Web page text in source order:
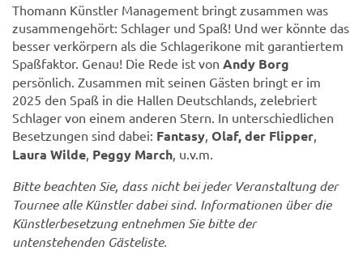
Thomann Künstler Management bringt zusammen was
zusammengehört: Schlager und Spaß! Und wer könnte das
besser verkörpern als die Schlagerikone mit garantiertem
Spaßfaktor. Genau! Die Rede ist von Andy Borg
persönlich. Zusammen mit seinen Gästen bringt er im
2025 den Spaß in die Hallen Deutschlands, zelebriert
Schlager von einem anderen Stern. In unterschiedlichen
Besetzungen sind dabei: Fantasy Olaf, der Flipper
Laura Wilde Peggy March , u.v.m.
Bitte beachten Sie, dass nicht bei jeder Veranstaltung der
Tournee alle Künstler dabei sind. Informationen über die
Künstlerbesetzung entnehmen Sie bitte der
untenstehenden Gästeliste.